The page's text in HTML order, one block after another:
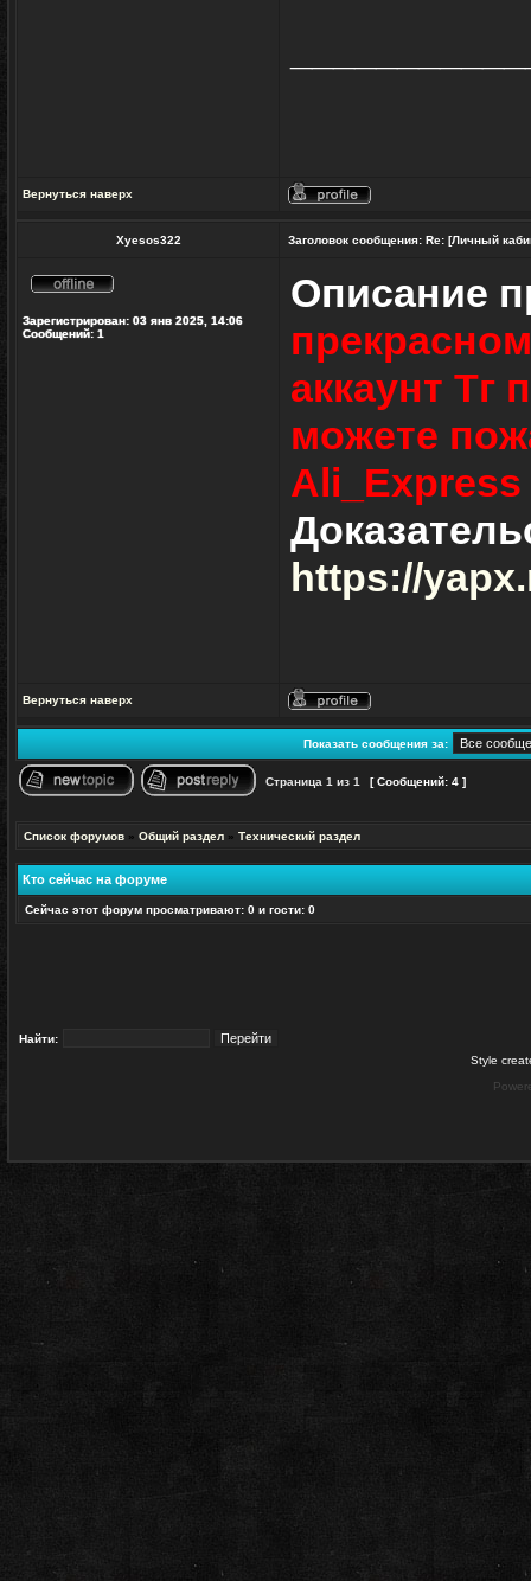
Вернуться наверх
Xyesos322 Заголовок сообщения: Re: [Личный
сети
Зарегистрирован: 03 янв 2025, 14:06
Сообщений: 1
Описание
аккаунт Тг
можете
Ali_Express
https://
Вернуться наверх
Показать сообщения за:
Страница 1 из 1 [ Сообщений: 4 ]
Список форумов » Общий раздел » Технический раздел
Кто сейчас на форуме
Сейчас этот форум просматривают: 0 и гости: 0
Найти:
Style